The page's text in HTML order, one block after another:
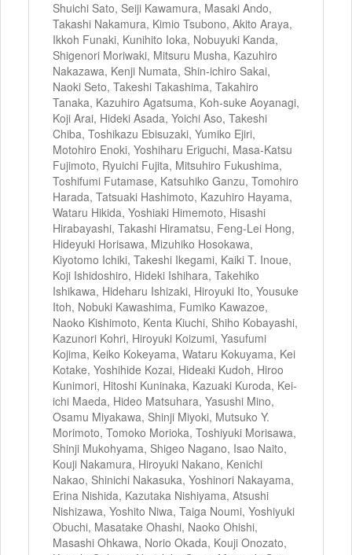
Shuichi Sato, Seiji Kawamura, Masaki Ando,
Takashi Nakamura, Kimio Tsubono, Akito Araya,
Ikkoh Funaki, Kunihito Ioka, Nobuyuki Kanda,
Shigenori Moriwaki, Mitsuru Musha, Kazuhiro
Nakazawa, Kenji Numata, Shin-ichiro Sakai,
Naoki Seto, Takeshi Takashima, Takahiro
Tanaka, Kazuhiro Agatsuma, Koh-suke Aoyanagi,
Koji Arai, Hideki Asada, Yoichi Aso, Takeshi
Chiba, Toshikazu Ebisuzaki, Yumiko Ejiri,
Motohiro Enoki, Yoshiharu Eriguchi, Masa-Katsu
Fujimoto, Ryuichi Fujita, Mitsuhiro Fukushima,
Toshifumi Futamase, Katsuhiko Ganzu, Tomohiro
Harada, Tatsuaki Hashimoto, Kazuhiro Hayama,
Wataru Hikida, Yoshiaki Himemoto, Hisashi
Hirabayashi, Takashi Hiramatsu, Feng-Lei Hong,
Hideyuki Horisawa, Mizuhiko Hosokawa,
Kiyotomo Ichiki, Takeshi Ikegami, Kaiki T. Inoue,
Koji Ishidoshiro, Hideki Ishihara, Takehiko
Ishikawa, Hideharu Ishizaki, Hiroyuki Ito, Yousuke
Itoh, Nobuki Kawashima, Fumiko Kawazoe,
Naoko Kishimoto, Kenta Kiuchi, Shiho Kobayashi,
Kazunori Kohri, Hiroyuki Koizumi, Yasufumi
Kojima, Keiko Kokeyama, Wataru Kokuyama, Kei
Kotake, Yoshihide Kozai, Hideaki Kudoh, Hiroo
Kunimori, Hitoshi Kuninaka, Kazuaki Kuroda, Kei-
ichi Maeda, Hideo Matsuhara, Yasushi Mino,
Osamu Miyakawa, Shinji Miyoki, Mutsuko Y.
Morimoto, Tomoko Morioka, Toshiyuki Morisawa,
Shinji Mukohyama, Shigeo Nagano, Isao Naito,
Kouji Nakamura, Hiroyuki Nakano, Kenichi
Nakao, Shinichi Nakasuka, Yoshinori Nakayama,
Erina Nishida, Kazutaka Nishiyama, Atsushi
Nishizawa, Yoshito Niwa, Taiga Noumi, Yoshiyuki
Obuchi, Masatake Ohashi, Naoko Ohishi,
Masashi Ohkawa, Norio Okada, Kouji Onozato,